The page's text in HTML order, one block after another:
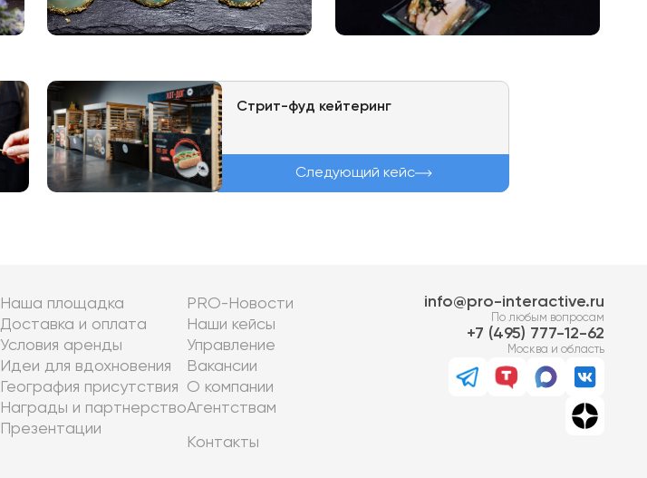
Стрит-фуд кейтеринг
Следующий кейс
Наша площадка
Доставка и оплата
Условия аренды
Идеи для вдохновения
География присутствия
Награды и партнерство
Презентации
PRO-Новости
Наши кейсы
Управление
Вакансии
О компании
Агентствам
Контакты
info@pro-interactive.ru
По любым вопросам
7 (495) 777-12-62
Москва и область